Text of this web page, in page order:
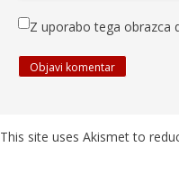
Z uporabo tega obrazca
This site uses Akismet to